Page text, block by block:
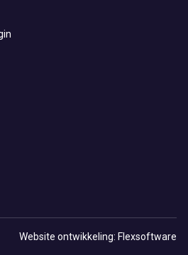
Website ontwikkeling: Flexsoftware